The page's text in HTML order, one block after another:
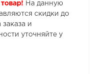
На данную
скидки до
и
уточняйте у